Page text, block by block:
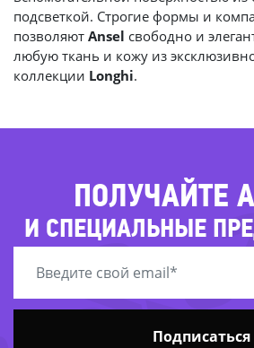
подсветкой. Строгие формы и
позволяют Ansel свободно и
любую ткань и кожу из
коллекции Longhi.
ПОЛУЧАЙТЕ
И СПЕЦИАЛЬНЫЕ
Подписаться
-